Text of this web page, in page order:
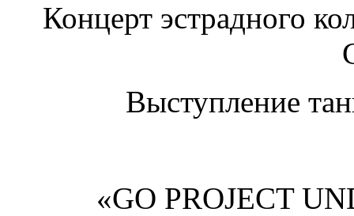
Концерт эстрадного
Выступление
«GO PROJECT